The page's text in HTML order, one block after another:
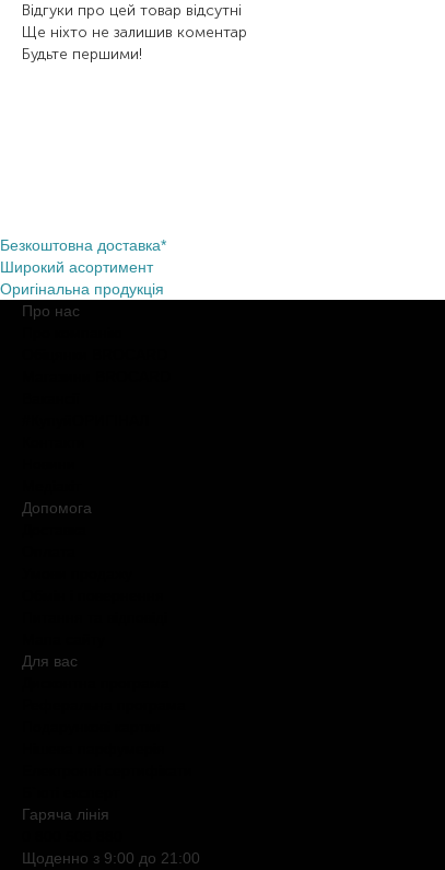
Відгуки про цей товар відсутні
Ще ніхто не залишив коментар
Будьте першими!
Безкоштовна доставка*
Широкий асортимент
Оригінальна продукція
Про нас
Допомога
Для вас
Гаряча лiнiя
Щоденно з 9:00 до 21:00